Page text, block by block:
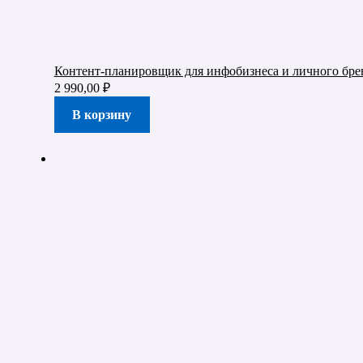
Контент-планировщик для инфобизнеса и личного
2 990,00 ₽
В корзину